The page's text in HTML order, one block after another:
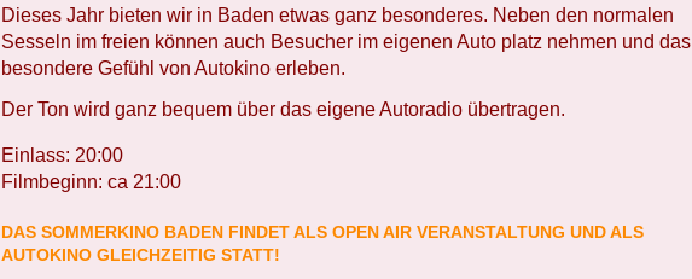
Dieses Jahr bieten wir in Baden etwas ganz besonderes. Neben den normalen
Sesseln im freien können auch Besucher im eigenen Auto platz nehmen und das
besondere Gefühl von Autokino erleben.
Der Ton wird ganz bequem über das eigene Autoradio übertragen.
Einlass: 20:00
Filmbeginn: ca 21:00
DAS SOMMERKINO BADEN FINDET ALS OPEN AIR VERANSTALTUNG UND ALS
AUTOKINO GLEICHZEITIG STATT!